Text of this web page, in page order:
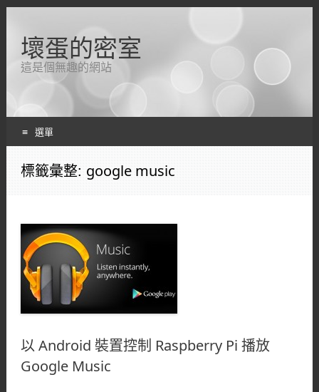
壞蛋的密室
這是個無趣的網站
選單
跳轉到內容
標籤彙整: google music
以 Android 裝置控制 Raspberry Pi 播放
Google Music